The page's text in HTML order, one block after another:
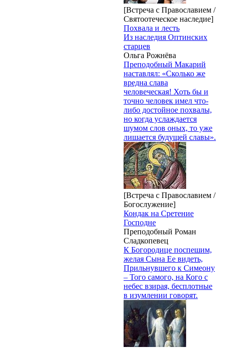
[Встреча с Православием /
Святоотеческое наследие]
Похвала и лесть
Из наследия Оптинских
старцев
Ольга Рожнёва
Преподобный Макарий
наставлял: «Сколько же
вредна слава
человеческая! Хоть бы и
точно человек имел что-
либо достойное похвалы,
но когда услаждается
шумом слов оных, то уже
лишается будущей славы».
[Встреча с Православием /
Богослужение]
Кондак на Сретение
Господне
Преподобный Роман
Сладкопевец
К Богородице поспешим,
желая Сына Ее видеть,
Прильнувшего к Симеону
– Того самого, на Кого с
небес взирая, бесплотные
в изумлении говорят.